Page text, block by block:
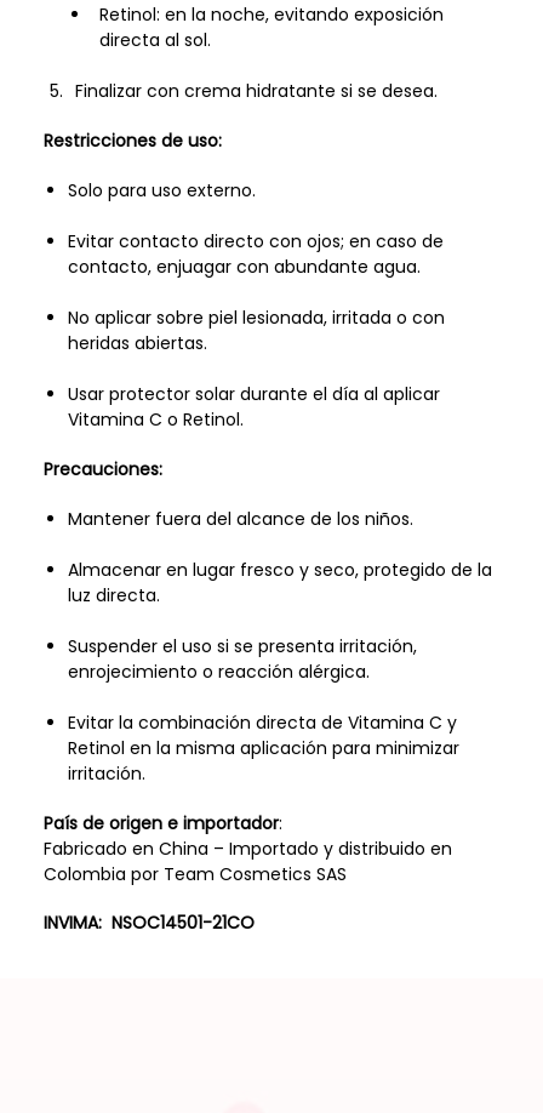
Retinol: en la noche, evitando exposición
directa al sol.
Finalizar con crema hidratante si se desea.
Restricciones de uso:
Solo para uso externo.
Evitar contacto directo con ojos; en caso de
contacto, enjuagar con abundante agua.
No aplicar sobre piel lesionada, irritada o con
heridas abiertas.
Usar protector solar durante el día al aplicar
Vitamina C o Retinol.
Precauciones:
Mantener fuera del alcance de los niños.
Almacenar en lugar fresco y seco, protegido de la
luz directa.
Suspender el uso si se presenta irritación,
enrojecimiento o reacción alérgica.
Evitar la combinación directa de Vitamina C y
Retinol en la misma aplicación para minimizar
irritación.
País de origen e importador:
Fabricado en China – Importado y distribuido en
Colombia por Team Cosmetics SAS
INVIMA: NSOC14501-21CO